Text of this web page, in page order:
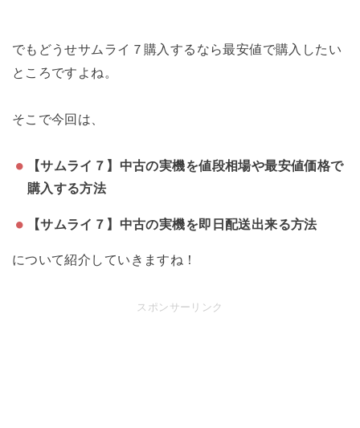
でもどうせサムライ７購入するなら最安値で購入したい
ところですよね。
そこで今回は、
【サムライ７】中古の実機を値段相場や最安値価格で
購入する方法
【サムライ７】中古の実機を即日配送出来る方法
について紹介していきますね！
スポンサーリンク